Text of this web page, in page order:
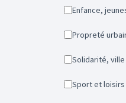
Enfance,
Propreté
Solidarité,
Sport et loisirs